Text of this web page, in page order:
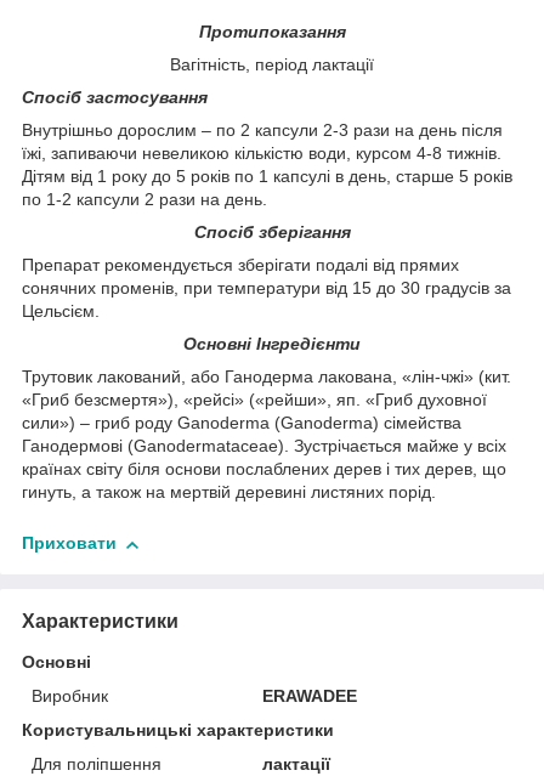
Протипоказання
Вагітність, період лактації
Спосіб застосування
Внутрішньо дорослим – по 2 капсули 2-3 рази на день після
їжі, запиваючи невеликою кількістю води, курсом 4-8 тижнів.
Дітям від 1 року до 5 років по 1 капсулі в день, старше 5 років
по 1-2 капсули 2 рази на день.
Спосіб зберігання
Препарат рекомендується зберігати подалі від прямих
сонячних променів, при температури від 15 до 30 градусів за
Цельсієм.
Основні Інгредієнти
Трутовик лакований, або Ганодерма лакована, «лін-чжі» (кит.
«Гриб безсмертя»), «рейсі» («рейши», яп. «Гриб духовної
сили») – гриб роду Ganoderma (Ganoderma) сімейства
Ганодермові (Ganodermataceae). Зустрічається майже у всіх
країнах світу біля основи послаблених дерев і тих дерев, що
гинуть, а також на мертвій деревині листяних порід.
Приховати
Характеристики
Основні
Виробник
ERAWADEE
Користувальницькі характеристики
Для поліпшення
лактації